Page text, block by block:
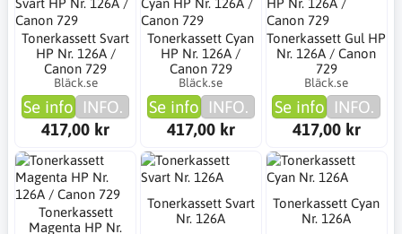
Tonerkassett Svart
HP Nr. 126A /
Canon 729
Bläck.se
Se info INFO.
417,00 kr
Tonerkassett Cyan
HP Nr. 126A /
Canon 729
Bläck.se
Se info INFO.
417,00 kr
Tonerkassett Gul HP
Nr. 126A / Canon
729
Bläck.se
Se info INFO.
417,00 kr
Tonerkassett
Magenta HP Nr.
Tonerkassett Svart
Nr. 126A
Tonerkassett Cyan
Nr. 126A